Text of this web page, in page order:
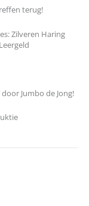
terug!
Zilveren Haring
Jumbo de Jong!